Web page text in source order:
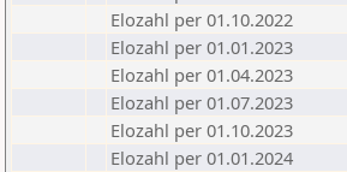
Elozahl per 01.10.2022
Elozahl per 01.01.2023
Elozahl per 01.04.2023
Elozahl per 01.07.2023
Elozahl per 01.10.2023
Elozahl per 01.01.2024